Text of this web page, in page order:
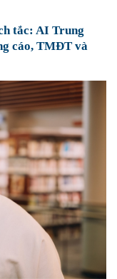
tắc: AI Trung
cáo, TMĐT và